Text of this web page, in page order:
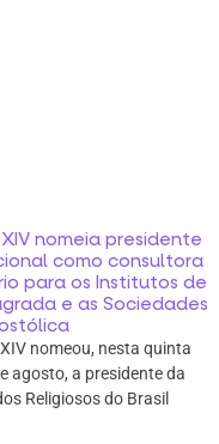
nomeia presidente
como consultora
para os Institutos de
e as Sociedades
nomeou, nesta quinta
agosto, a presidente da
Religiosos do Brasil